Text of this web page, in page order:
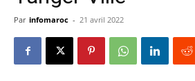
Par infomaroc - 21 avril 2022